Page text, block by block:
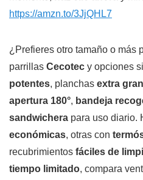
https://amzn.to/3JjQHL7
¿Prefieres otro tamaño o más
parrillas Cecotec y opciones
potentes, planchas extra
apertura 180°, bandeja
sandwichera para uso diario.
económicas, otras con
recubrimientos fáciles de
tiempo limitado, compara